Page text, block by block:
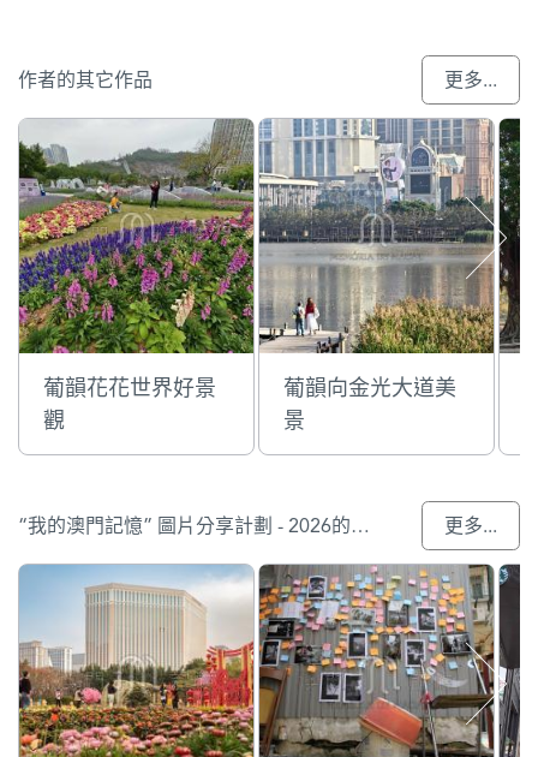
作者的其它作品 更多...
葡韻花花世界好景
觀
葡韻向金光大道美
景
“我的澳門記憶” 圖片分享計劃 - 2026的參與作品 更多...